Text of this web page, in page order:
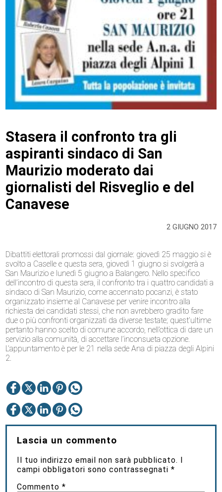
2 GIUGNO 2017
Stasera il confronto tra gli
aspiranti sindaco di San
Maurizio moderato dai
giornalisti del Risveglio e del
Canavese
Dibattiti elettorali promossi dal giornale: giovedì 25 maggio si è
svolto a Caselle e questa sera, giovedì 1 giugno si svolgerà a
San Maurizio e lunedì 5 giugno a Balangero. Nello specifico
dell’incontro di questa sera, il confronto tra i quattro candidati a
sindaco di San Maurizio, come accennato pocanzi, è stato
organizzato insieme al Canavese per venire incontro alla
richiesta dei candidati stessi, che non avrebbero gradito fare
due o più confronti organizzati da diverse testate; quest’ultime
pertanto hanno scelto di comune accordo, nell’ottica di dare un
servizio alla comunità, di accettare l’inconsueta opzione.
L’appuntamento è per le 21 nella sede Ana di piazza degli Alpini
2.
Lascia un commento
Il tuo indirizzo email non sarà pubblicato. I
campi obbligatori sono contrassegnati*
Commento*